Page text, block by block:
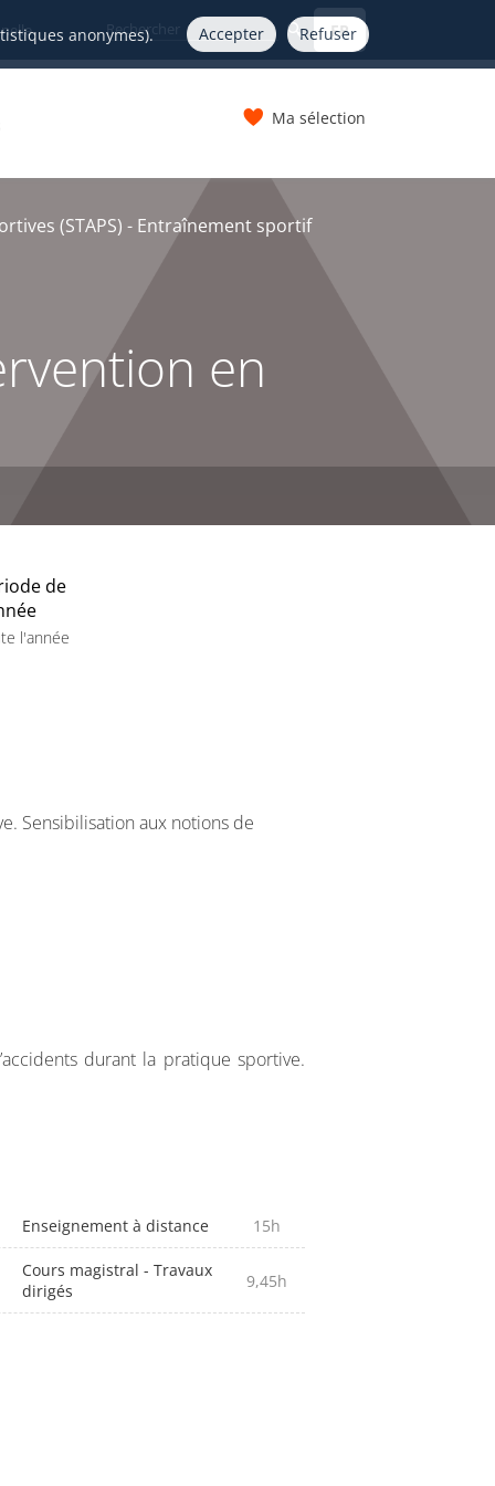
anonymes). Accepter Refuser
FR
Ma sélection
(STAPS) - Entraînement sportif
en
de
l'année
Sensibilisation aux notions de
durant la pratique sportive.
Enseignement à distance 15h
Cours magistral - Travaux
dirigés
9,45h